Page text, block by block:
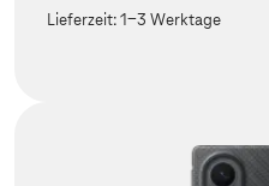
Lieferzeit:1-3 Werktage